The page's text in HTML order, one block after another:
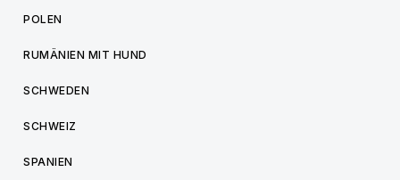
POLEN
RUMÄNIEN MIT HUND
SCHWEDEN
SCHWEIZ
SPANIEN